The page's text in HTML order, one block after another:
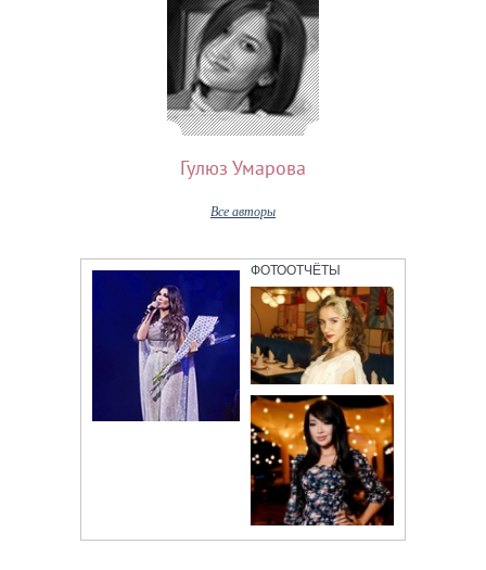
Гулюз Умарова
Все авторы
ФОТООТЧЁТЫ